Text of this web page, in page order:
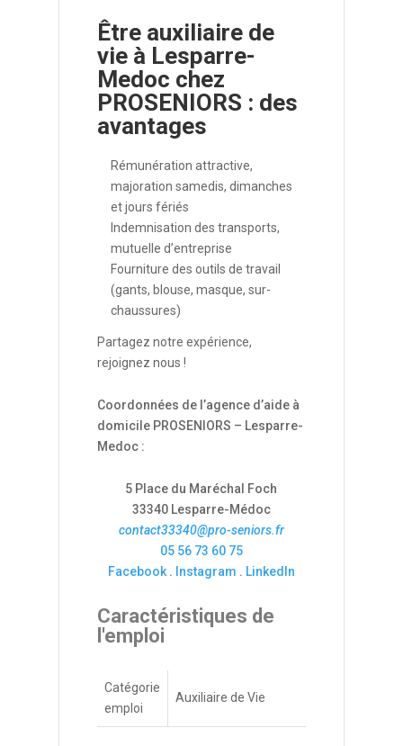
Être auxiliaire de
vie à Lesparre-
Medoc chez
PROSENIORS : des
avantages
Rémunération attractive,
majoration samedis, dimanches
et jours fériés
Indemnisation des transports,
mutuelle d’entreprise
Fourniture des outils de travail
(gants, blouse, masque, sur-
chaussures)
Partagez notre expérience,
rejoignez nous !
Coordonnées de l’agence d’aide à
domicile PROSENIORS – Lesparre-
Medoc :
5 Place du Maréchal Foch
33340 Lesparre-Médoc
contact33340@pro-seniors.fr
05 56 73 60 75
Facebook. Instagram . LinkedIn
Caractéristiques de
l'emploi
Catégorie
emploi
Auxiliaire de Vie